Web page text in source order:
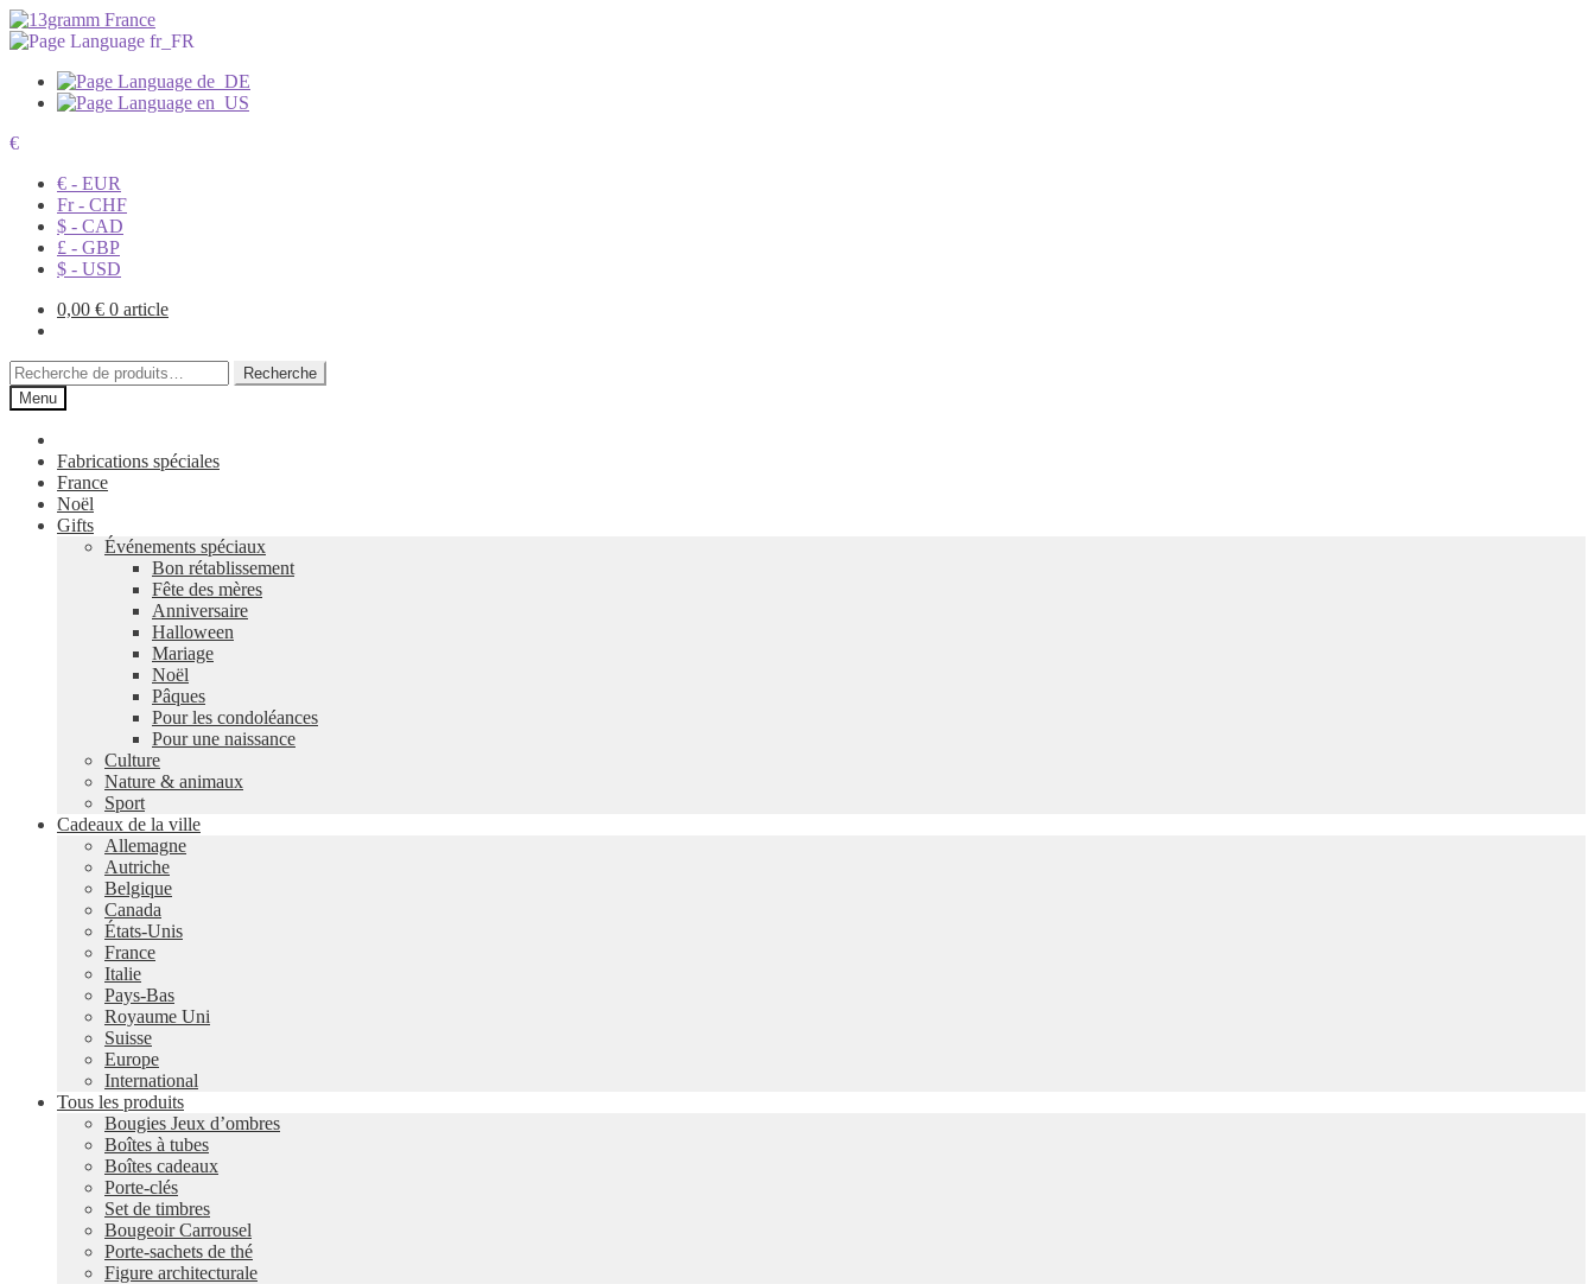
€
€ - EUR
Fr - CHF
$ - CAD
£ - GBP
$ - USD
0,00 € 0 article
Recherche
pour :
Recherche
Menu
Fabrications spéciales
France
Noël
Gifts
Événements spéciaux
Bon rétablissement
Fête des mères
Anniversaire
Halloween
Mariage
Noël
Pâques
Pour les condoléances
Pour une naissance
Culture
Nature & animaux
Sport
Cadeaux de la ville
Allemagne
Autriche
Belgique
Canada
États-Unis
France
Italie
Pays-Bas
Royaume Uni
Suisse
Europe
International
Tous les produits
Bougies Jeux d’ombres
Boîtes à tubes
Boîtes cadeaux
Porte-clés
Set de timbres
Bougeoir Carrousel
Porte-sachets de thé
Figure architecturale